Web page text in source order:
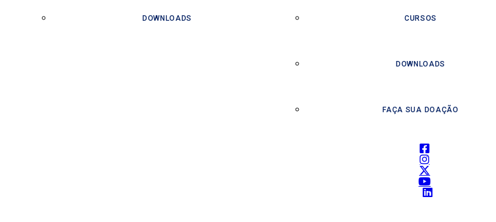
DOWNLOADS CURSOS
DOWNLOADS
FAÇA SUA DOAÇÃO